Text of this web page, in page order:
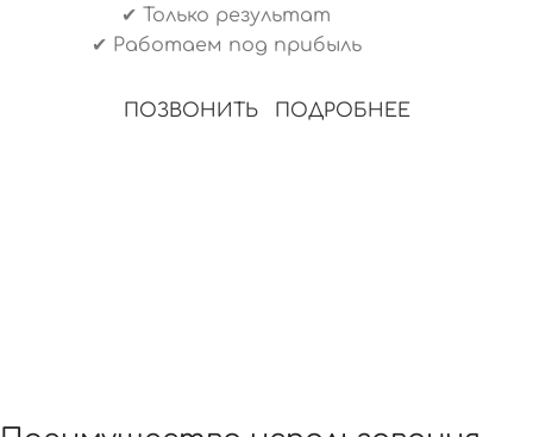
✔ Только результат
✔ Работаем под прибыль
ПОЗВОНИТЬ ПОДРОБНЕЕ